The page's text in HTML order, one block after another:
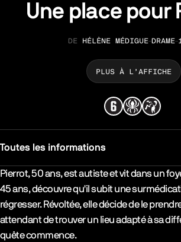
Une place pour
RÉALISATION
HÉLÈNE MÉDIGUE GENRE
DRAME
PLUS À L’AFFICHE
Toutes les informations
Synopsys & Casting
Pierrot, 50 ans, est autiste et vit dans un
45 ans, découvre qu'il subit une
régresser. Révoltée, elle décide de le
attendant de trouver un lieu adapté à sa
quête commence.